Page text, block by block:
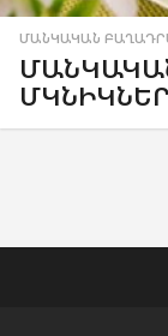
ՄԱՆԿԱԿԱՆ
ՄԿՆԻԿՆԵՐ